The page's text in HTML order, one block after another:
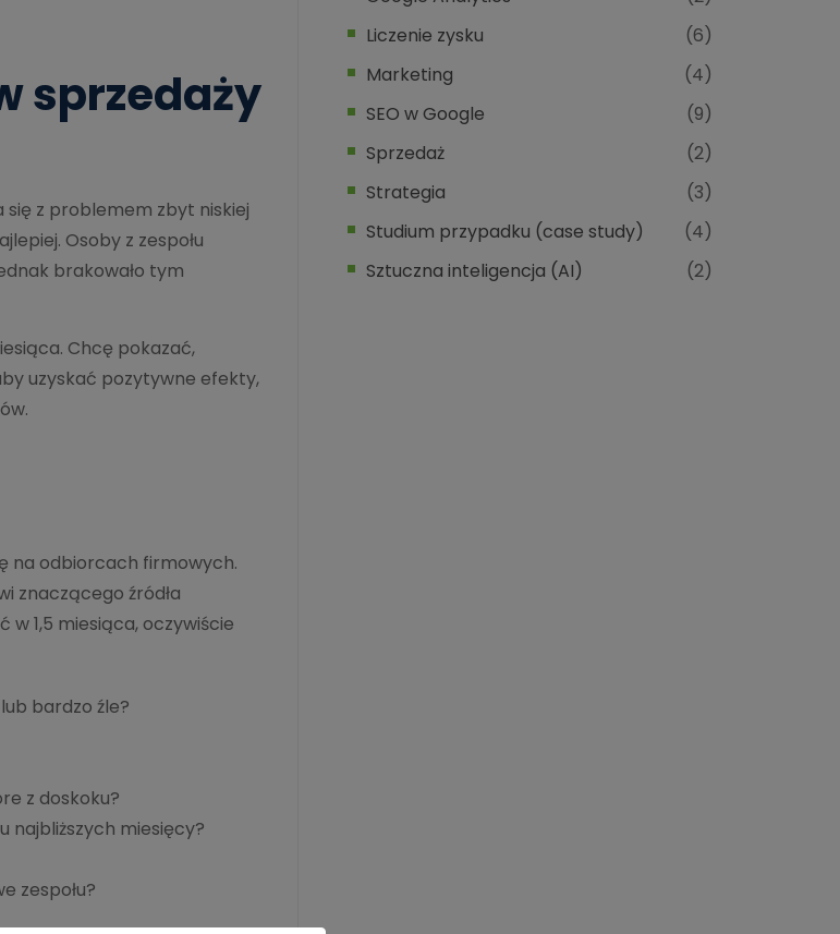
sprzedaży
z problemem zbyt niskiej
Osoby z zespołu
brakowało tym
Chcę pokazać,
uzyskać pozytywne efekty,
na odbiorcach firmowych.
znaczącego źródła
w 1,5 miesiąca, oczywiście
bardzo źle?
z doskoku?
najbliższych miesięcy?
zespołu?
Liczenie zysku
(6)
Marketing
(4)
SEO w Google
(9)
Sprzedaż
(2)
Strategia
(3)
Studium przypadku (case study)
(4)
Sztuczna inteligencja (AI)
(2)